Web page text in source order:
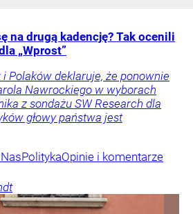
na drugą kadencję? Tak ocenili
„Wprost”
Polaków deklaruje, że ponownie
Nawrockiego w wyborach
z sondażu SW Research dla
głowy państwa jest
PolitykaOpinie i komentarze